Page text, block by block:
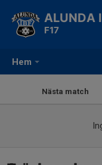
Hem
ALUNDA
F17
Nästa match